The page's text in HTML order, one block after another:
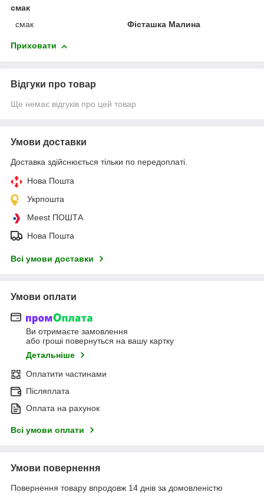
смак
смак
Фісташка Малина
Приховати
Відгуки про товар
Ще немає відгуків про цей товар
Умови доставки
Доставка здійснюється тільки по передоплаті.
Нова Пошта
Укрпошта
Meest ПОШТА
Нова Пошта
Всі умови доставки
Умови оплати
Ви отримаєте замовлення
або гроші повернуться на вашу картку
Детальніше
Оплатити частинами
Післяплата
Оплата на рахунок
Всі умови оплати
Умови повернення
Повернення товару впродовж 14 днів за домовленістю